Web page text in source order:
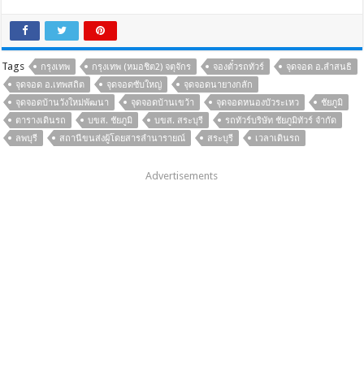
Tags กรุงเทพ กรุงเทพ (หมอชิต2) จตุจักร จองตั๋วรถทัวร์
จุดจอด อ.ลำสนธิ
จุดจอด อ.เทพสถิต
จุดจอดซับใหญ่
จุดจอดนายางกลัก
จุดจอดบ้านวังใหม่พัฒนา
จุดจอดบ้านเขว้า จุดจอดหนองบัวระเหว
ชัยภูมิ
ตารางเดินรถ
บขส. ชัยภูมิ บขส. สระบุรี
รถทัวร์บริษัท ชัยภูมิทัวร์ จำกัด
ลพบุรี
สถานีขนส่งผู้โดยสารลำนารายณ์ สระบุรี เวลาเดินรถ
Advertisements